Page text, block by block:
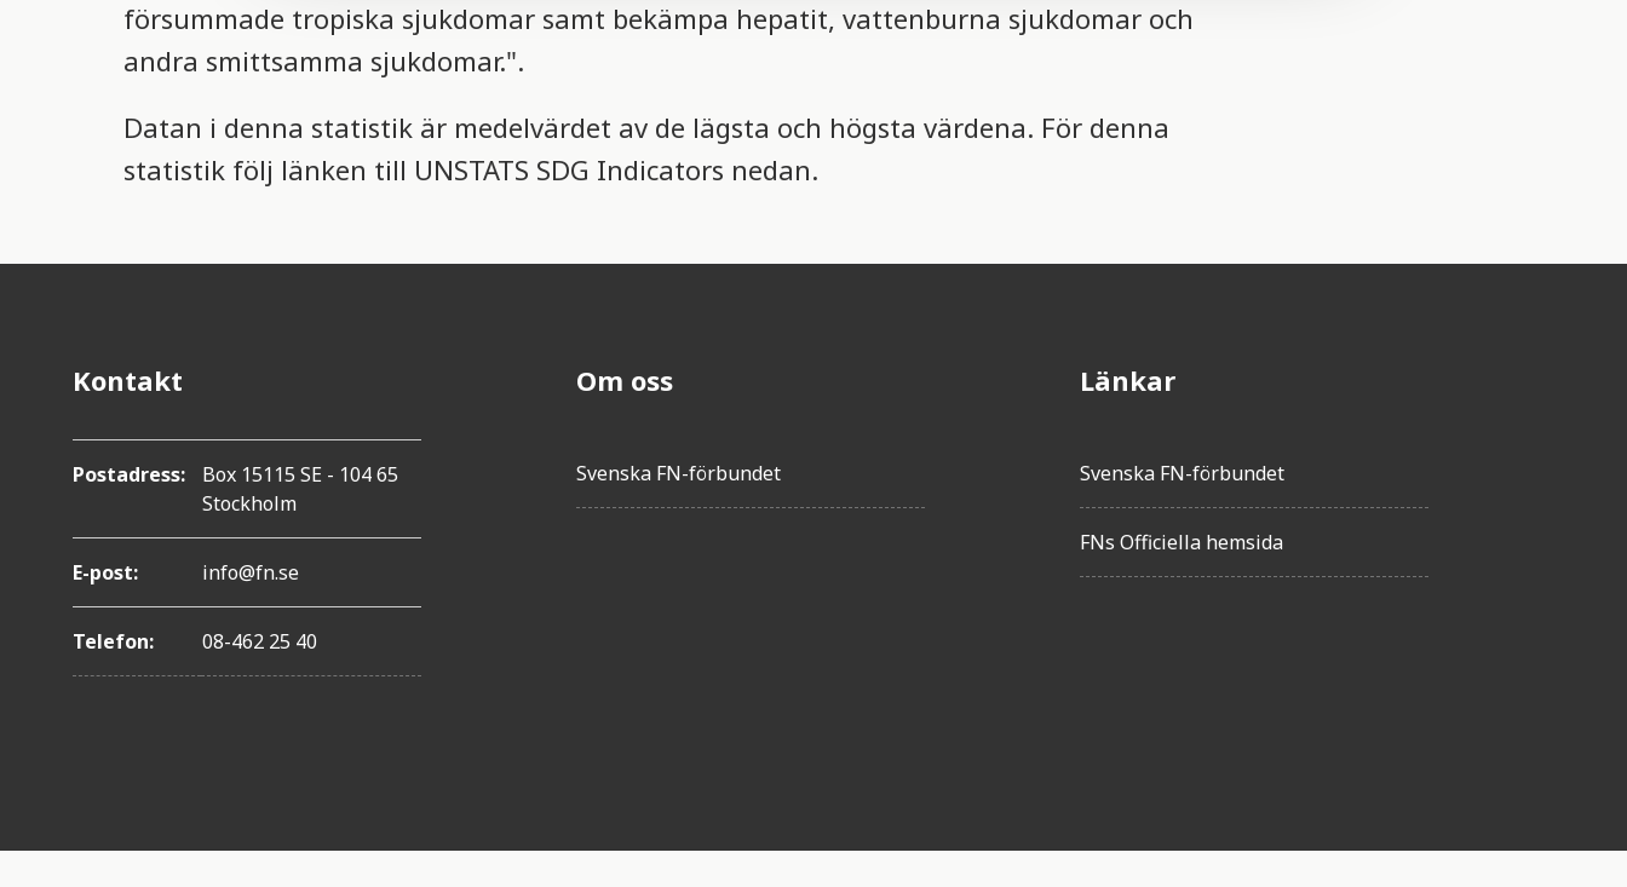
t
i
försummade tropiska sjukdomar samt bekämpa hepatit, vattenburna sjukdomar och
andra smittsamma sjukdomar.".
Datan i denna statistik är medelvärdet av de lägsta och högsta värdena. För denna
statistik följ länken till UNSTATS SDG Indicators nedan.
Kontakt
Postadress:
Box 15115 SE - 104 65
Stockholm
E-post: info@fn.se
Telefon: 08-462 25 40
Om oss
Svenska FN-förbundet
Länkar
Svenska FN-förbundet
FNs Officiella hemsida